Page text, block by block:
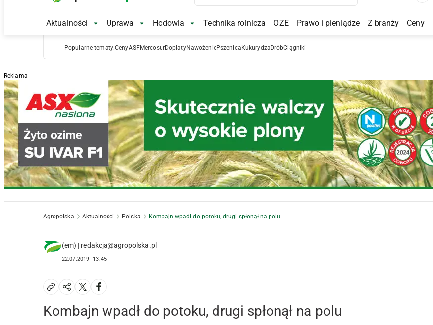
Main Navigation
Aktualności Aktualności Submenu
Uprawa Uprawa Submenu
Hodowla Hodowla Submenu
Technika rolnicza OZE Prawo i pieniądze Z branży Ceny
Popularne tematy:CenyASFMercosurDopłatyNawożeniePszenica Kukurydza DróbCiągniki
Reklama
Agropolska Aktualności Polska Kombajn wpadł do potoku, drugi spłonął na polu
(em) | redakcja@agropolska.pl
22.07.2019 13:45
Kombajn wpadł do potoku, drugi spłonął na polu